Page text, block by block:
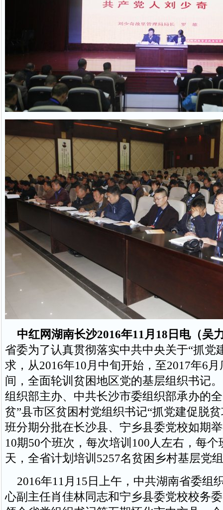
中红网湖南长沙2016年11月18日电（吴
省委为了认真贯彻落实中共中央关于“抓党
求，从2016年10月中旬开始，至2017年6
间，全面轮训贫困地区党的基层组织书记
组织部主办、中共长沙市委组织部承办的
贫”县市区贫困村党组织书记“抓党建促脱
班分期分批在长沙县、宁乡县委党校如期
10期50个班次，每次培训100人左右，每
天，全省计划培训5257名贫困乡村基层党
2016年11月15日上午，中共湖南省委组
心副主任肖佳林同志和宁乡县委党校校务